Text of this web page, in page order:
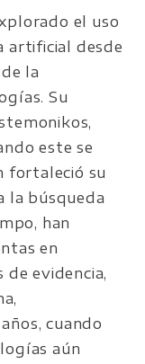
el uso
artificial desde
la
Su
este se
fortaleció su
la búsqueda
han
en
evidencia,
cuando
aún